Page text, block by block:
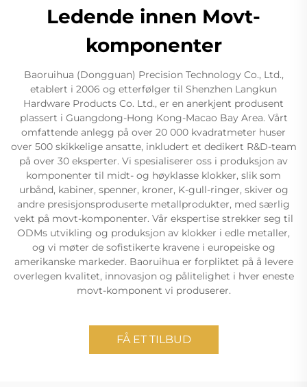
Ledende innen Movt-
komponenter
Baoruihua (Dongguan) Precision Technology Co., Ltd.,
etablert i 2006 og etterfølger til Shenzhen Langkun
Hardware Products Co. Ltd., er en anerkjent produsent
plassert i Guangdong-Hong Kong-Macao Bay Area. Vårt
omfattende anlegg på over 20 000 kvadratmeter huser
over 500 skikkelige ansatte, inkludert et dedikert R&D-team
på over 30 eksperter. Vi spesialiserer oss i produksjon av
komponenter til midt- og høyklasse klokker, slik som
urbånd, kabiner, spenner, kroner, K-gull-ringer, skiver og
andre presisjonsproduserte metallprodukter, med særlig
vekt på movt-komponenter. Vår ekspertise strekker seg til
ODMs utvikling og produksjon av klokker i edle metaller,
og vi møter de sofistikerte kravene i europeiske og
amerikanske markeder. Baoruihua er forpliktet på å levere
overlegen kvalitet, innovasjon og pålitelighet i hver eneste
movt-komponent vi produserer.
FÅ ET TILBUD